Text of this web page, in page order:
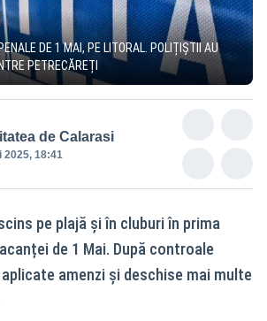
DE 1 MAI, PE LITORAL. POLIȚIȘTII AU
PETRECĂREȚI
de Calarasi
2025, 18:41
pe plajă și în cluburi în prima
de 1 Mai. După controale
amenzi și deschise mai multe